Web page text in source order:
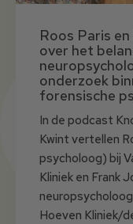
Roos Paris
over het
onderzoek
forensische
In de podcast
Kwint vertellen
psycholoog) bij
Kliniek en Frank
Hoeven Kliniek/